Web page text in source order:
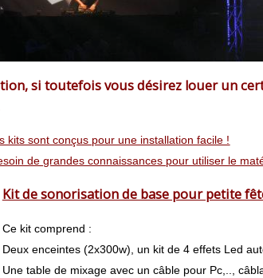
si toutefois vous désirez louer un
kits sont conçus pour une installation facile !
de grandes connaissances pour utiliser le
Kit de sonorisation de base pour petite
Ce kit comprend :
Deux enceintes (2x300w), un kit de 4 effets Led
Une table de mixage avec un câble pour Pc,..,